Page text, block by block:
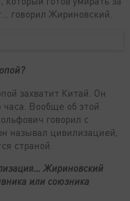
говорил Жириновский.
захватит Китай. Он
часа. Вообще об этой
говорил с
называл цивилизацией,
страной.
Жириновский
или союзника